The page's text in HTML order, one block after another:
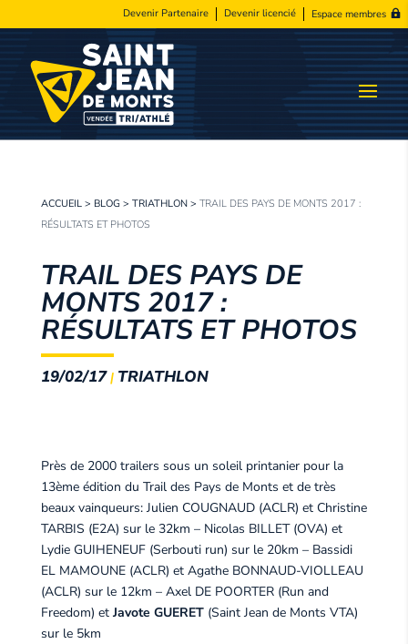
Devenir Partenaire Devenir licencié Espace membres
ACCUEIL> BLOG > TRIATHLON> TRAIL DES PAYS DE MONTS 2017 :
RÉSULTATS ET PHOTOS
TRAIL DES PAYS DE
MONTS 2017 :
RÉSULTATS ET PHOTOS
19/02/17| TRIATHLON
Près de 2000 trailers sous un soleil printanier pour la
13ème édition du Trail des Pays de Monts et de très
beaux vainqueurs: Julien COUGNAUD (ACLR) et Christine
TARBIS (E2A) sur le 32km – Nicolas BILLET (OVA) et
Lydie GUIHENEUF (Serbouti run) sur le 20km – Bassidi
EL MAMOUNE (ACLR) et Agathe BONNAUD-VIOLLEAU
(ACLR) sur le 12km – Axel DE POORTER (Run and
Freedom) et Javote GUERET (Saint Jean de Monts VTA)
sur le 5km